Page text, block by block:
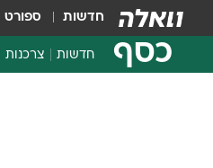
חדשות ספורט
כסף חדשות צרכנות